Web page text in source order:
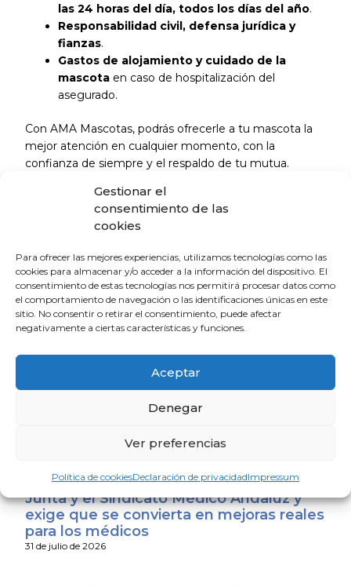
Gestionar el
consentimiento de las
cookies
Para ofrecer las mejores experiencias, utilizamos tecnologías como las
cookies para almacenar y/o acceder a la información del dispositivo. El
consentimiento de estas tecnologías nos permitirá procesar datos como
el comportamiento de navegación o las identificaciones únicas en este
sitio. No consentir o retirar el consentimiento, puede afectar
negativamente a ciertas características y funciones.
Aceptar
Denegar
Ver preferencias
Política de cookiesDeclaración de privacidadImpressum
las 24 horas del día, todos los días del año.
Responsabilidad civil, defensa jurídica y
fianzas.
Gastos de alojamiento y cuidado de la
mascotaen caso de hospitalización del
asegurado.
Con AMA Mascotas, podrás ofrecerle a tu mascota la
mejor atención en cualquier momento, con la
confianza de siempre y el respaldo de tu mutua.
MAS INFORMACIÓN
La Escuela de Verano Sénior cierra su
programación con una charla sobre
sexualidad y suelo pélvico en las
personas mayores
4 de agosto de 2026
El Colegio de Médicos de Huelva y
Fundación Madre Coraje unen fuerzas
saludable y sostenible
El CACM respalda el acuerdo entre la
Junta y el Sindicato Médico Andaluz y
exige que se convierta en mejoras reales
para los médicos
31 de julio de 2026